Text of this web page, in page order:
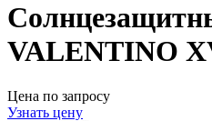
VALENTINO
Цена по запросу
Узнать цену